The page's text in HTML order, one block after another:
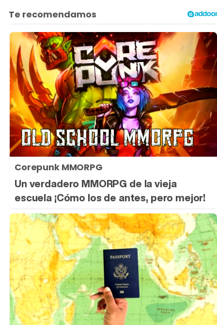
Corepunk MMORPG
Un verdadero MMORPG de la vieja
escuela ¡Cómo los de antes, pero mejor!